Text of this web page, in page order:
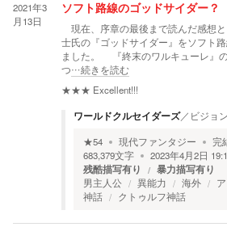
2021年3
月13日
ソフト路線のゴッドサイダー？
現在、序章の最後まで読んだ感想
士氏の『ゴッドサイダー』をソフト
ました。 『終末のワルキューレ』
つ…続きを読む
★★★ Excellent!!!
ワールドクルセイダーズ／ ビジョ
★54 現代ファンタジー 完
683,379文字 2023年4月2日
残酷描写有り 暴力描写有り
男主人公 異能力 海外
神話
クトゥルフ神話